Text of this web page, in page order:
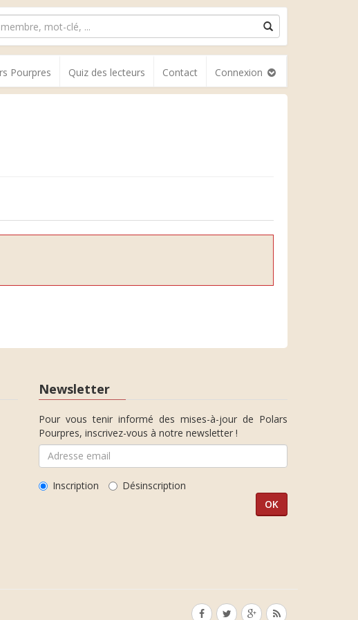
Pourpres Quiz des lecteurs Contact Connexion
Newsletter
Pour vous tenir informé des mises-à-jour de Polars
Pourpres, inscrivez-vous à notre newsletter !
Inscription Désinscription